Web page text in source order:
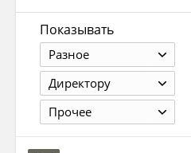
Показывать
Разное
Директору
Прочее